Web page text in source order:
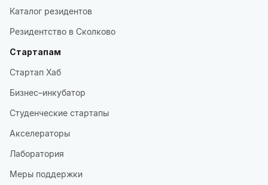
Каталог резидентов
Резидентство в Сколково
Стартапам
Стартап Хаб
Бизнес–инкубатор
Студенческие стартапы
Акселераторы
Лаборатория
Меры поддержки